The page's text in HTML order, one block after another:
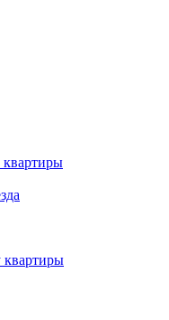
квартиры
квартиры